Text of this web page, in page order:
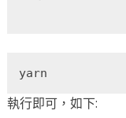
yarn
執行即可，如下: